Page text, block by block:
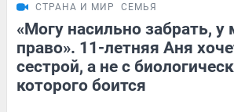
СТРАНА И МИР СЕМЬЯ
«Могу насильно забрать, у
право». 11-летняя Аня
сестрой, а не с
которого боится